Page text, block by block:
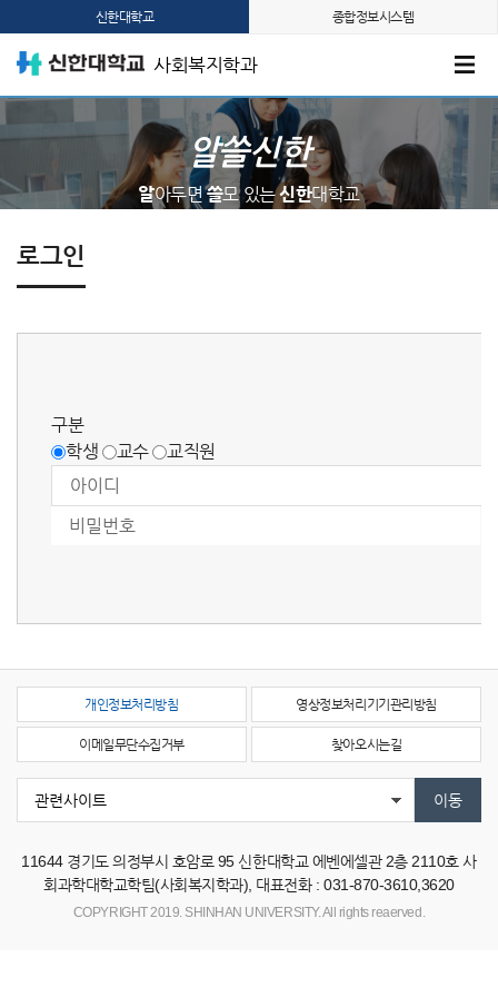
신한대학교 종합정보시스템
사회복지학과
알쓸신한
알아두면쓸모 있는신한대학교
로그인
구분
학생
교수 교직원
개인정보처리방침 영상정보처리기기관리방침
이메일무단수집거부 찾아오시는길
11644 경기도 의정부시 호암로 95 신한대학교 에벤에셀관 2층 2110호 사
회과학대학교학팀(사회복지학과), 대표전화 : 031-870-3610,3620
COPYRIGHT 2019. SHINHAN UNIVERSITY. All rights reaerved.